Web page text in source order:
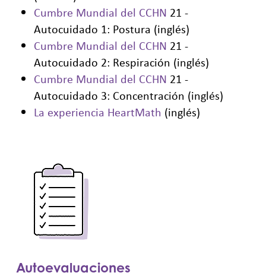
Cumbre Mundial del CCHN 21 -
Autocuidado 1: Postura (inglés)
Cumbre Mundial del CCHN 21 -
Autocuidado 2: Respiración (inglés)
Cumbre Mundial del CCHN 21 -
Autocuidado 3: Concentración (inglés)
La experiencia HeartMath (inglés)
Autoevaluaciones